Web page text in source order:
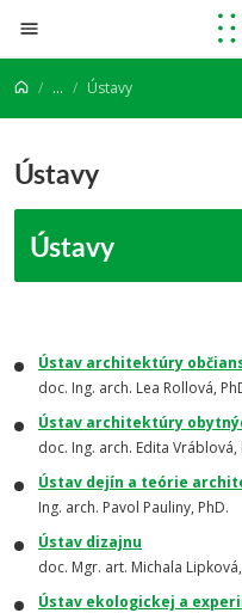
Prejsť na obsah
... Ústavy
Ústavy
Ústavy
Ústav architektúry
doc. Ing. arch. Lea Rollová,
Ústav architektúry
doc. Ing. arch. Edita
Ústav dejín a teórie
Ing. arch. Pavol Pauliny, PhD.
Ústav dizajnu
doc. Mgr. art. Michala
Ústav ekologickej a